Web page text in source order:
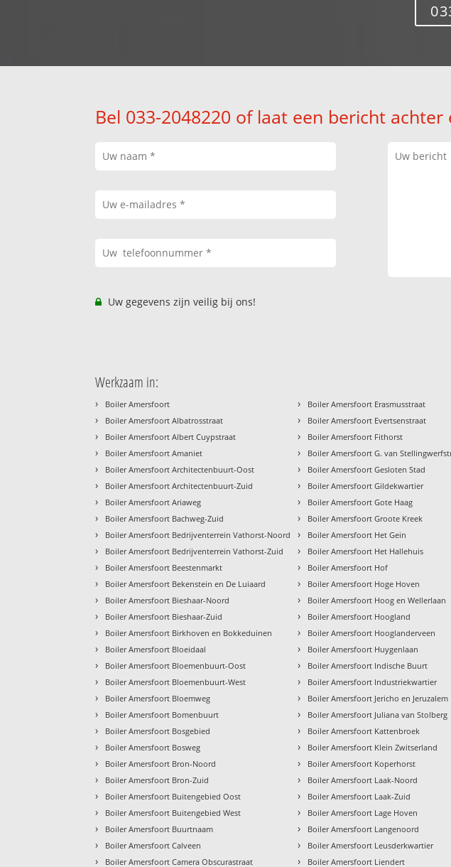
Bel 033-2048220 of laat een bericht
Uw gegevens zijn veilig bij ons!
Werkzaam in:
› Boiler Amersfoort
› Boiler Amersfoort Albatrosstraat
› Boiler Amersfoort Albert Cuypstraat
› Boiler Amersfoort Amaniet
› Boiler Amersfoort Architectenbuurt-Oost
› Boiler Amersfoort Architectenbuurt-Zuid
› Boiler Amersfoort Ariaweg
› Boiler Amersfoort Bachweg-Zuid
› Boiler Amersfoort Bedrijventerrein Vathorst-Noord
› Boiler Amersfoort Bedrijventerrein Vathorst-Zuid
› Boiler Amersfoort Beestenmarkt
› Boiler Amersfoort Bekenstein en De Luiaard
› Boiler Amersfoort Bieshaar-Noord
› Boiler Amersfoort Bieshaar-Zuid
› Boiler Amersfoort Birkhoven en Bokkeduinen
› Boiler Amersfoort Bloeidaal
› Boiler Amersfoort Bloemenbuurt-Oost
› Boiler Amersfoort Bloemenbuurt-West
› Boiler Amersfoort Bloemweg
› Boiler Amersfoort Bomenbuurt
› Boiler Amersfoort Bosgebied
› Boiler Amersfoort Bosweg
› Boiler Amersfoort Bron-Noord
› Boiler Amersfoort Bron-Zuid
› Boiler Amersfoort Buitengebied Oost
› Boiler Amersfoort Buitengebied West
› Boiler Amersfoort Buurtnaam
› Boiler Amersfoort Calveen
› Boiler Amersfoort Camera Obscurastraat
› Boiler Amersfoort Erasmusstraat
› Boiler Amersfoort Evertsenstraat
› Boiler Amersfoort Fithorst
› Boiler Amersfoort G. van
› Boiler Amersfoort Gesloten Stad
› Boiler Amersfoort Gildekwartier
› Boiler Amersfoort Gote Haag
› Boiler Amersfoort Groote Kreek
› Boiler Amersfoort Het Gein
› Boiler Amersfoort Het Hallehuis
› Boiler Amersfoort Hof
› Boiler Amersfoort Hoge Hoven
› Boiler Amersfoort Hoog en Wellerlaan
› Boiler Amersfoort Hoogland
› Boiler Amersfoort Hooglanderveen
› Boiler Amersfoort Huygenlaan
› Boiler Amersfoort Indische Buurt
› Boiler Amersfoort Industriekwartier
› Boiler Amersfoort Jericho en Jeruzalem
› Boiler Amersfoort Juliana van Stolberg
› Boiler Amersfoort Kattenbroek
› Boiler Amersfoort Klein Zwitserland
› Boiler Amersfoort Koperhorst
› Boiler Amersfoort Laak-Noord
› Boiler Amersfoort Laak-Zuid
› Boiler Amersfoort Lage Hoven
› Boiler Amersfoort Langenoord
› Boiler Amersfoort Leusderkwartier
› Boiler Amersfoort Liendert